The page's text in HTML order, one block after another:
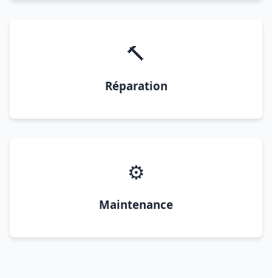
🔨
Réparation
⚙️
Maintenance